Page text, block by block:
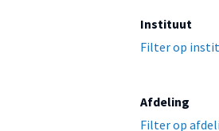
Instituut
Filter op
Afdeling
Filter op